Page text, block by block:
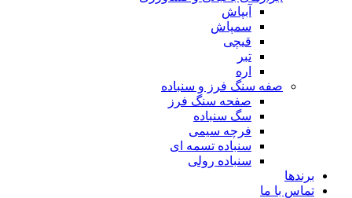
آبپاش
سمپاش
قیچی
تبر
اره
صفه سنگ فرز و سنباده
صفحه سنگ فرز
سگ سنباده
فرچه سیمی
سنباده تسمه ای
سنباده رولی
برندها
تماس با ما